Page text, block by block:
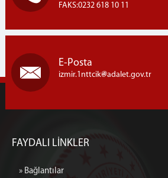
FAKS:0232 618 10 11
E-Posta
izmir.1nttcik adalet.gov.tr
FAYDALI LİNKLER
» Bağlantılar